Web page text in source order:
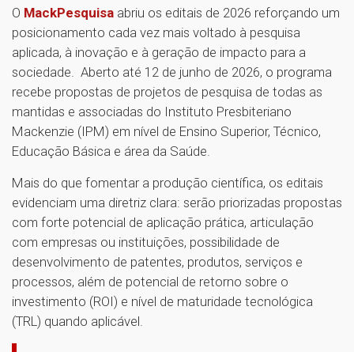
O MackPesquisa abriu os editais de 2026 reforçando um
posicionamento cada vez mais voltado à pesquisa
aplicada, à inovação e à geração de impacto para a
sociedade. Aberto até 12 de junho de 2026, o programa
recebe propostas de projetos de pesquisa de todas as
mantidas e associadas do Instituto Presbiteriano
Mackenzie (IPM) em nível de Ensino Superior, Técnico,
Educação Básica e área da Saúde.
Mais do que fomentar a produção científica, os editais
evidenciam uma diretriz clara: serão priorizadas propostas
com forte potencial de aplicação prática, articulação
com empresas ou instituições, possibilidade de
desenvolvimento de patentes, produtos, serviços e
processos, além de potencial de retorno sobre o
investimento (ROI) e nível de maturidade tecnológica
(TRL) quando aplicável.